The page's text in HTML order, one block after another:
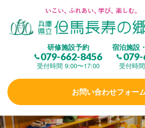
研修施設予約
079-662-8456
受付時間 9:00〜17:00
宿泊施設
受付時
お問い合わせフォー
但馬長寿の郷とは
(研修施設)
楽しむ